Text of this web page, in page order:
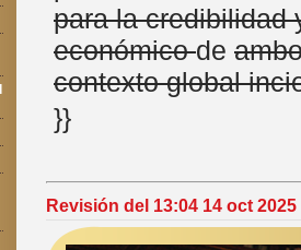
para la credibilidad
económicode
contexto global
}}
Revisión del 13:04 14 oct 2025